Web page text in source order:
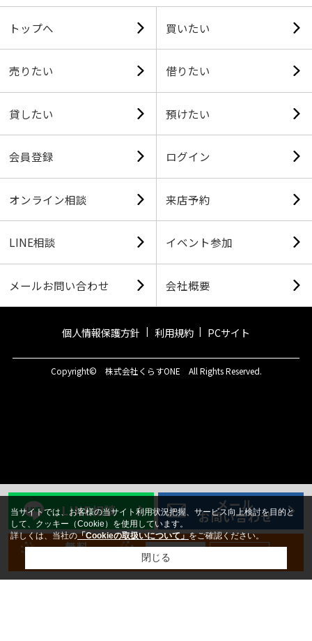
トップへ 買いたい
売りたい 借りたい
貸したい 預けたい
会員登録 ログイン
オンライン相談 来店予約
LINE相談 イベント参加
メールお問い合わせ 会社概要
個人情報保護方針 利用規約 PCサイト
LINE相談 メール
お問い合わせ
無料 新規登録
Copyright© 株式会社くらすONE All Rights Reserved.
当サイトでは、お客様の当サイト利用状況把握、サービス向上検討を目的と
して、クッキー（Cookie）を使用しています。
詳しくは、当社の「Cookieの取扱いについて」をご確認ください。
閉じる